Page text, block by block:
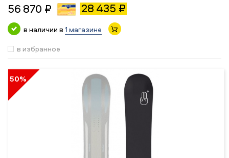
56 870 ₽ 28 435 ₽
в наличии в 1 магазине
в избранное
50%